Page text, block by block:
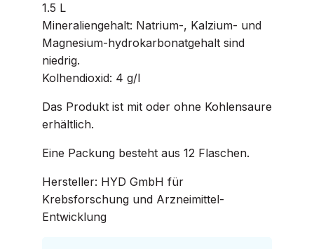
1.5 L
Mineraliengehalt: Natrium-, Kalzium- und
Magnesium-hydrokarbonatgehalt sind
niedrig.
Kolhendioxid: 4 g/l
Das Produkt ist mit oder ohne Kohlensaure
erhältlich.
Eine Packung besteht aus 12 Flaschen.
Hersteller: HYD GmbH für
Krebsforschung und Arzneimittel-
Entwicklung